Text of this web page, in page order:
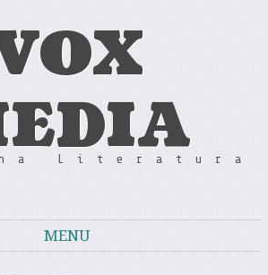
na Literatura
MENU